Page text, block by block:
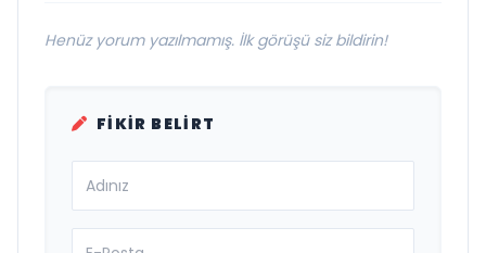
Henüz yorum yazılmamış. İlk görüşü siz bildirin!
FIKIR BELIRT